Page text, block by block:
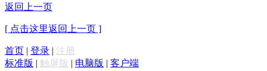
返回上一页
[ 点击这里返回上一页 ]
首页 | 登录 | 注册
标准版 | 触屏版 | 电脑版 | 客户端